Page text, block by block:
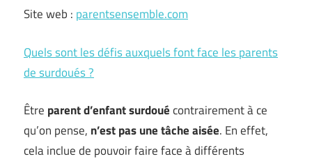
Site web : parentsensemble.com
Quels sont les défis auxquels font face les parents
de surdoués ?
Être parent d’enfant surdouécontrairement à ce
qu’on pense, n’est pas une tâche aisée. En effet,
cela inclue de pouvoir faire face à différents